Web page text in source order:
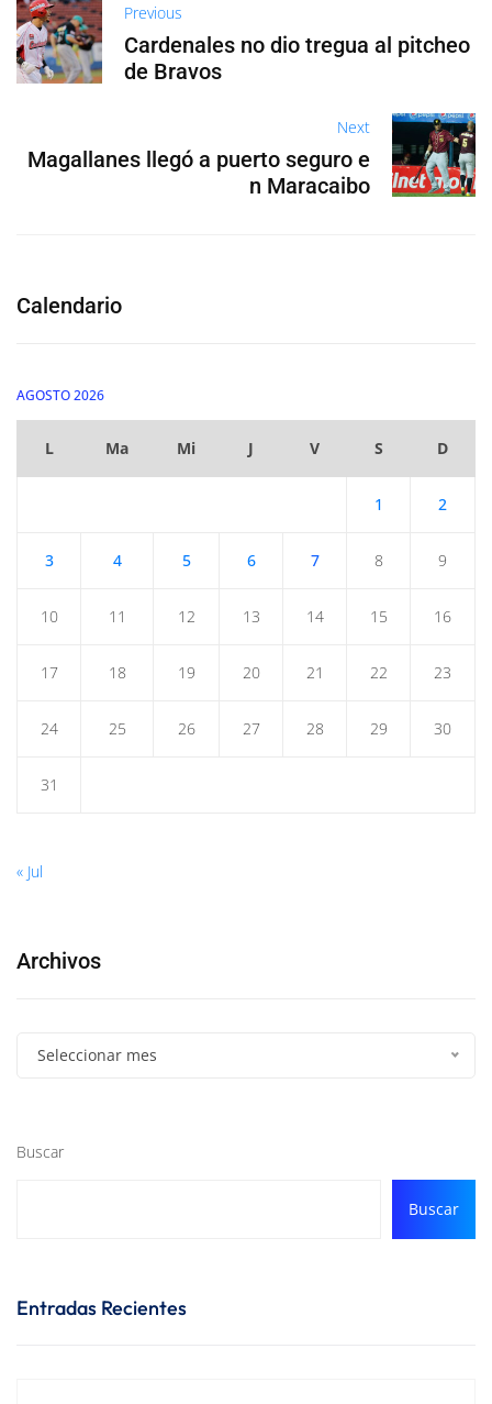
Previous
Cardenales no dio tregua al pitcheo
de Bravos
Next
Magallanes llegó a puerto seguro e
n Maracaibo
Calendario
AGOSTO 2026
L Ma Mi J V S D
1 2
3 4 5 6 7 8 9
10 11 12 13 14 15 16
17 18 19 20 21 22 23
24 25 26 27 28 29 30
31
« Jul
Archivos
Seleccionar mes
Buscar
Buscar
Entradas Recientes